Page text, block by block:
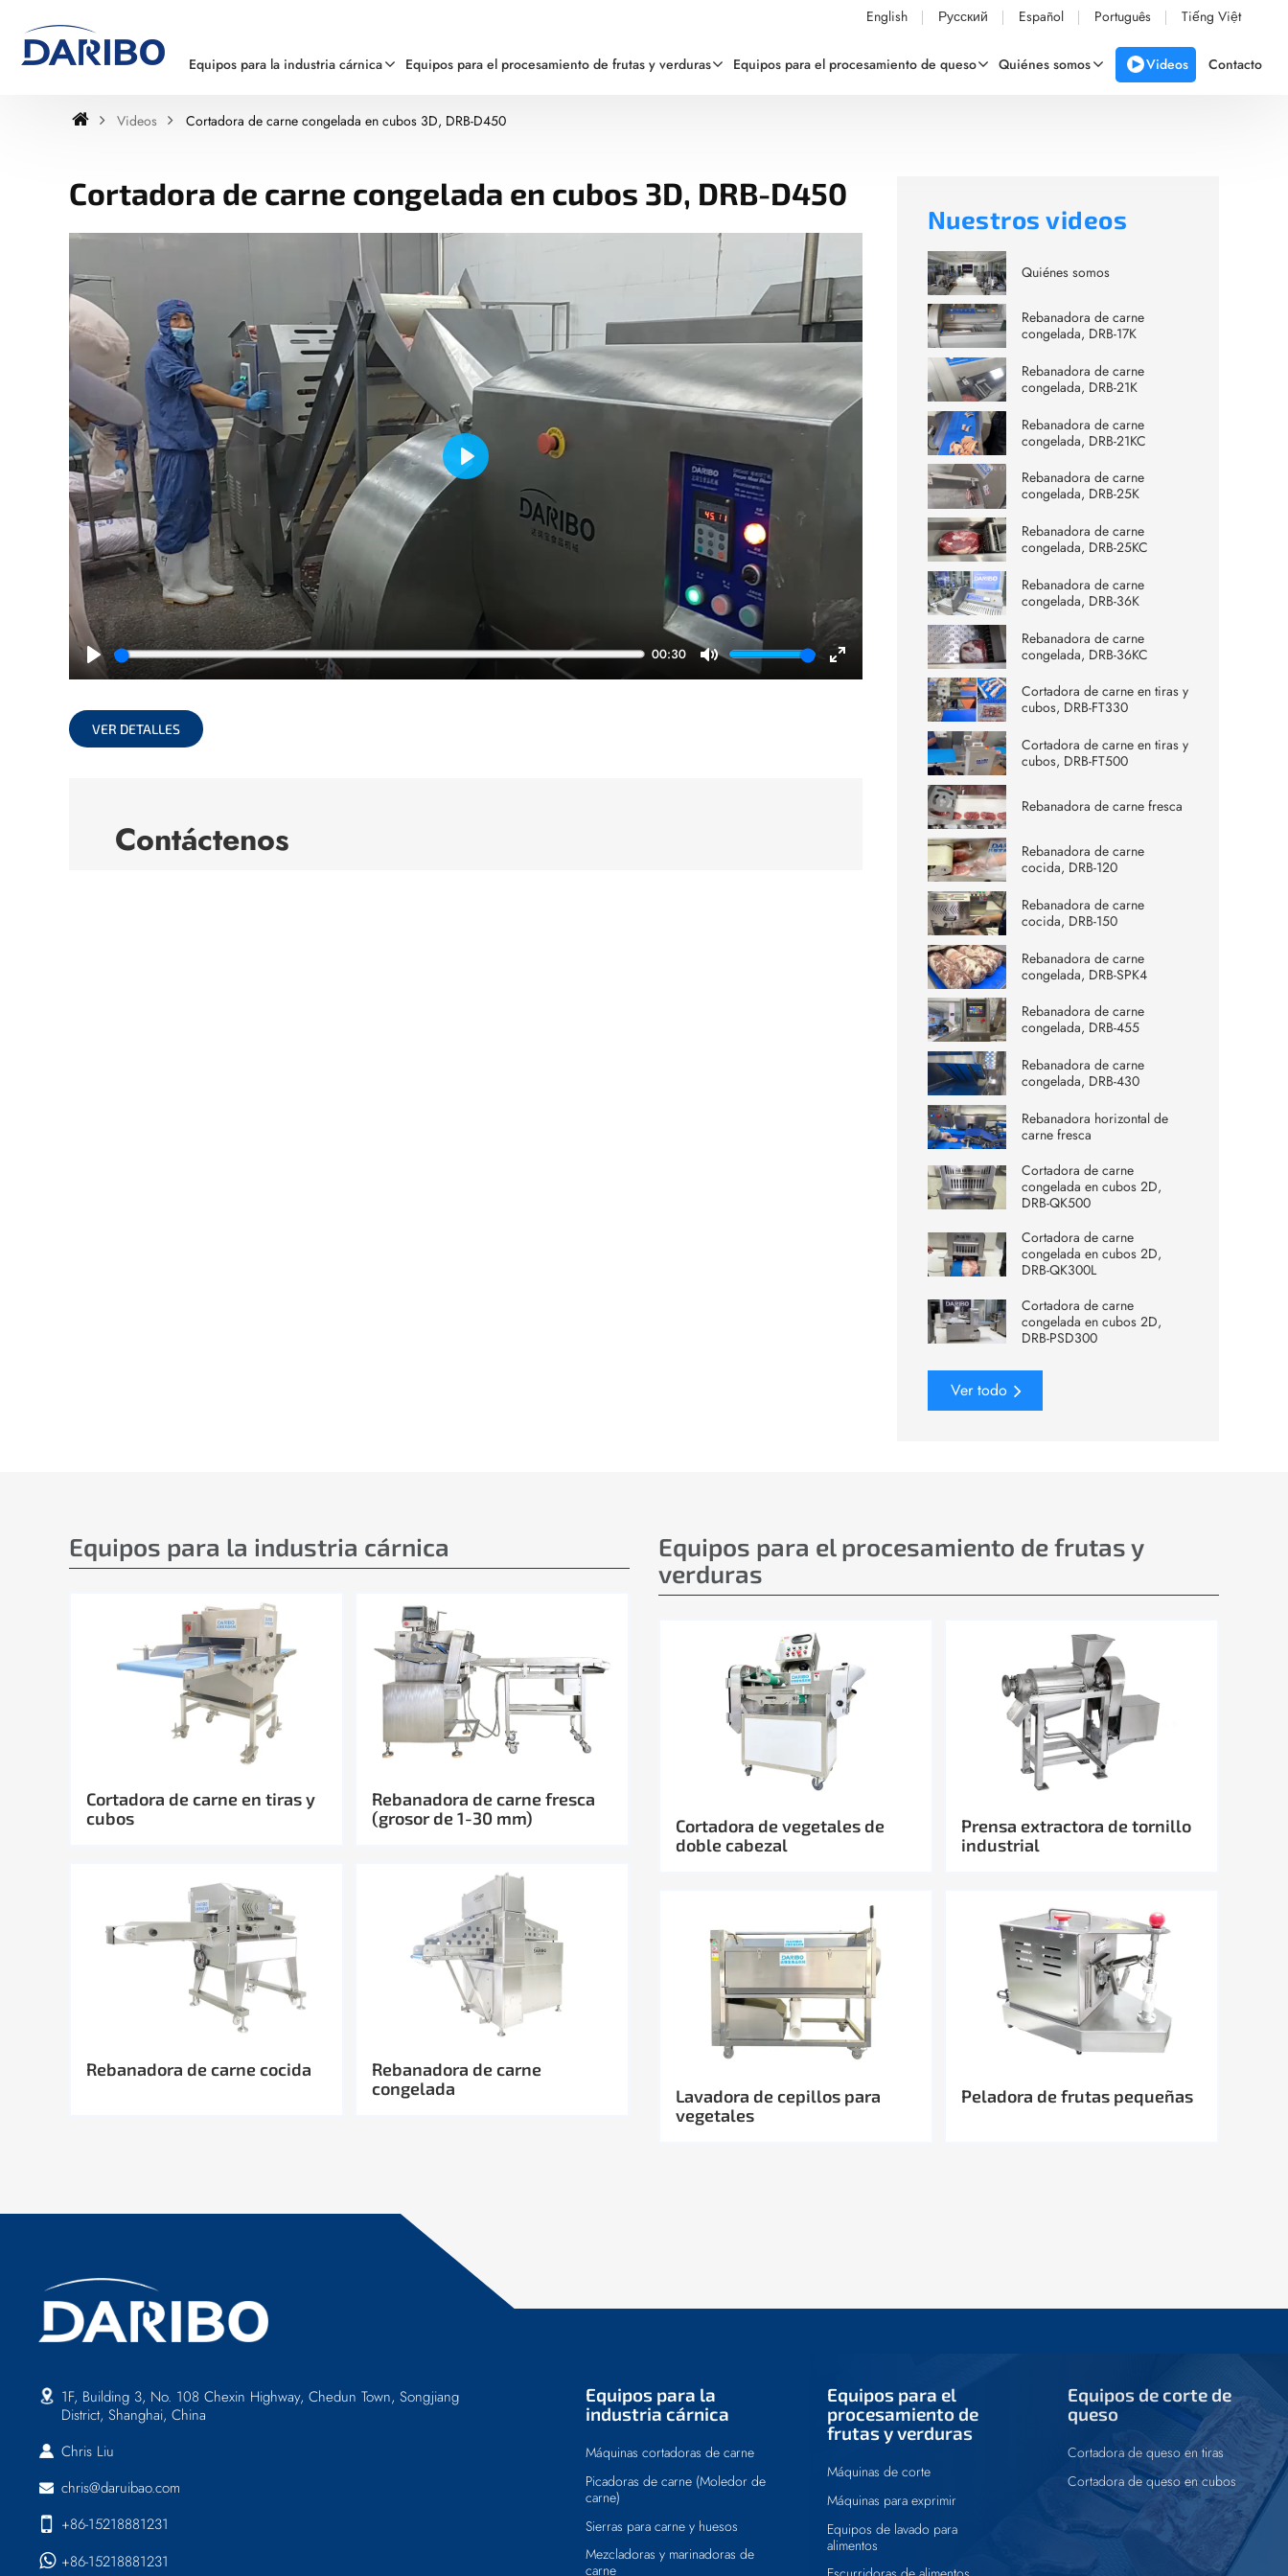
English Русский Español Português Tiếng Việt
Equipos para la industria cárnica Equipos para el procesamiento de frutas y verduras Equipos para el procesamiento de queso Quiénes somos Videos Contacto
Videos Cortadora de carne congelada en cubos 3D, DRB-D450
Cortadora de carne congelada en cubos 3D, DRB-D450
Play
00:30
Mute
Enter
Play
VER DETALLES
Contáctenos
Nuestros videos
Quiénes somos
Rebanadora de carne
congelada, DRB-17K
Rebanadora de carne
congelada, DRB-21K
Rebanadora de carne
congelada, DRB-21KC
Rebanadora de carne
congelada, DRB-25K
Rebanadora de carne
congelada, DRB-25KC
Rebanadora de carne
congelada, DRB-36K
Rebanadora de carne
congelada, DRB-36KC
Cortadora de carne en tiras y
cubos, DRB-FT330
Cortadora de carne en tiras y
cubos, DRB-FT500
Rebanadora de carne fresca
Rebanadora de carne
cocida, DRB-120
Rebanadora de carne
cocida, DRB-150
Rebanadora de carne
congelada, DRB-SPK4
Rebanadora de carne
congelada, DRB-455
Rebanadora de carne
congelada, DRB-430
Rebanadora horizontal de
carne fresca
Cortadora de carne
congelada en cubos 2D,
DRB-QK500
Cortadora de carne
congelada en cubos 2D,
DRB-QK300L
Cortadora de carne
congelada en cubos 2D,
DRB-PSD300
Ver todo
Equipos para la industria cárnica
Cortadora de carne en tiras y
cubos
Rebanadora de carne fresca
(grosor de 1-30 mm)
Rebanadora de carne cocida
Rebanadora de carne
congelada
Equipos para el procesamiento de frutas y
verduras
Cortadora de vegetales de
doble cabezal
Prensa extractora de tornillo
industrial
Lavadora de cepillos para
vegetales
Peladora de frutas pequeñas
Equipos para la
industria cárnica
Máquinas cortadoras de carne
Picadoras de carne (Moledor de
carne)
Sierras para carne y huesos
Mezcladoras y marinadoras de
carne
Equipos para el
procesamiento de
frutas y verduras
Máquinas de corte
Máquinas para exprimir
Equipos de lavado para
alimentos
Equipos de corte de
queso
Cortadora de queso en tiras
Cortadora de queso en cubos
1F, Building 3, No. 108 Chexin Highway, Chedun Town, Songjiang
District, Shanghai, China
Chris Liu
chris@daruibao.com
+86-15218881231
+86-15218881231